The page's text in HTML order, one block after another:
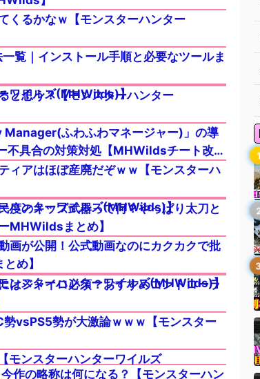
くるかなｗ【モンスターハンター
覧｜インストール手順と必要なツールま
ワイルズ(MHWilds)】
と思う？【モンスターハンター
Manager(ふわふわマネージャー)」の導
不具合の対策対処【MHWildsチート改
ィアはほぼ産廃だぞｗｗ【モンスターハ
ハンターワイルズ(MHWilds)】
度のキッズ武器って何？やっぱり太刀と
MHWildsまとめ】
画が公開！公式動画なのにカクカクで批
め】
ンスターハンターワイルズ(MHWilds)】
はジャイロ必須？おすすめコントローラ
勢vsPS5勢が大激論ｗｗｗ【モンスター
モンスターハンターワイルズ
作の略称は何になる？【モンスターハン